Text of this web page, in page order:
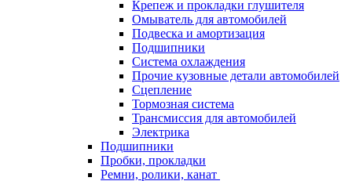
Крепеж и прокладки глушителя
Омыватель для автомобилей
Подвеска и амортизация
Подшипники
Система охлаждения
Прочие кузовные детали автомобилей
Сцепление
Тормозная система
Трансмиссия для автомобилей
Электрика
Подшипники
Пробки, прокладки
Ремни, ролики, канат